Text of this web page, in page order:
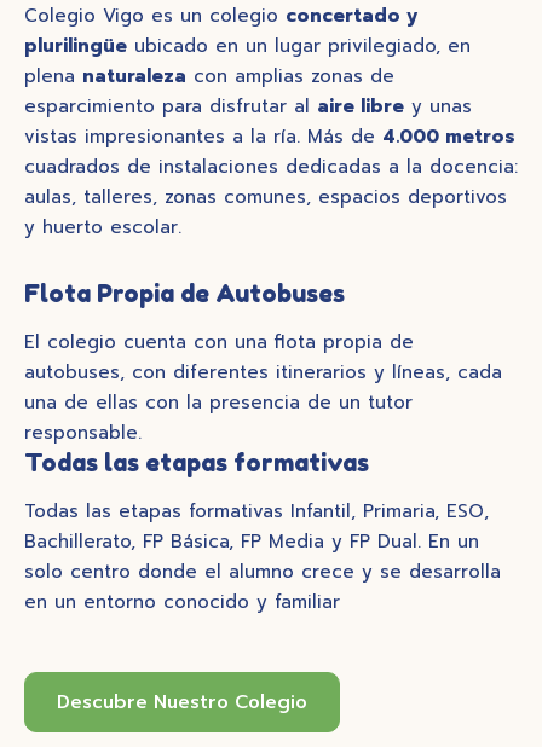
Colegio Vigo es un colegio concertado y
plurilingüe ubicado en un lugar privilegiado, en
plena naturaleza con amplias zonas de
esparcimiento para disfrutar al aire libre y unas
vistas impresionantes a la ría. Más de 4.000 metros
cuadrados de instalaciones dedicadas a la docencia:
aulas, talleres, zonas comunes, espacios deportivos
y huerto escolar.
Flota Propia de Autobuses
El colegio cuenta con una flota propia de
autobuses, con diferentes itinerarios y líneas, cada
una de ellas con la presencia de un tutor
responsable.
Todas las etapas formativas
Todas las etapas formativas Infantil, Primaria, ESO,
Bachillerato, FP Básica, FP Media y FP Dual. En un
solo centro donde el alumno crece y se desarrolla
en un entorno conocido y familiar
Descubre Nuestro Colegio